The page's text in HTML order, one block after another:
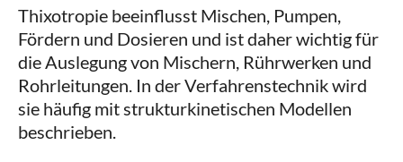
Thixotropie beeinflusst Mischen, Pumpen,
Fördern und Dosieren und ist daher wichtig für
die Auslegung von Mischern, Rührwerken und
Rohrleitungen. In der Verfahrenstechnik wird
sie häufig mit strukturkinetischen Modellen
beschrieben.